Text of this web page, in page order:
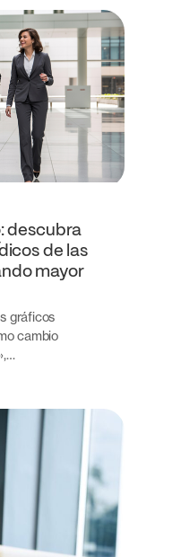
descubra
de las
mayor
gráficos
cambio